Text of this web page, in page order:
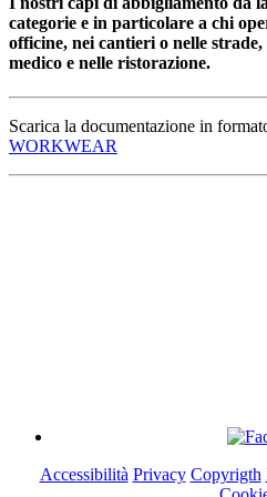
categorie e in particolare a chi
officine, nei cantieri o nelle strade,
medico e nelle ristorazione.
Scarica la documentazione in
WORKWEAR
Accessibilità Privacy Copyrigth